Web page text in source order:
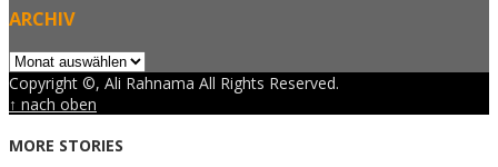
ARCHIV
Archiv
Copyright ©, Ali Rahnama All Rights Reserved.
↑ nach oben
MORE STORIES